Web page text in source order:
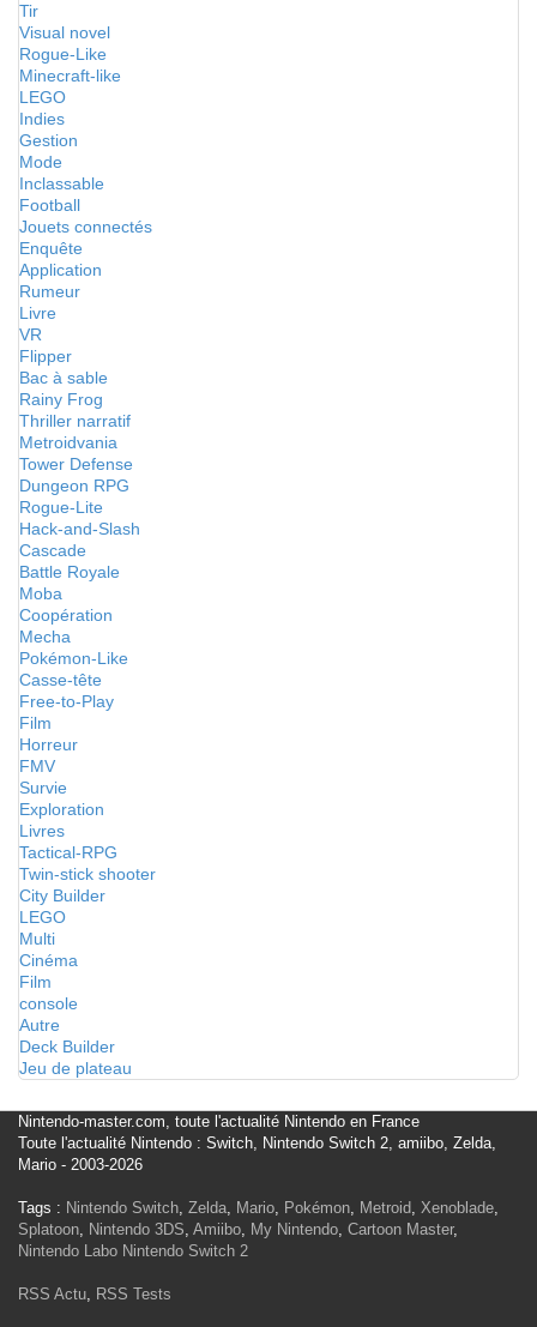
Tir
Visual novel
Rogue-Like
Minecraft-like
LEGO
Indies
Gestion
Mode
Inclassable
Football
Jouets connectés
Enquête
Application
Rumeur
Livre
VR
Flipper
Bac à sable
Rainy Frog
Thriller narratif
Metroidvania
Tower Defense
Dungeon RPG
Rogue-Lite
Hack-and-Slash
Cascade
Battle Royale
Moba
Coopération
Mecha
Pokémon-Like
Casse-tête
Free-to-Play
Film
Horreur
FMV
Survie
Exploration
Livres
Tactical-RPG
Twin-stick shooter
City Builder
LEGO
Multi
Cinéma
Film
console
Autre
Deck Builder
Jeu de plateau
Nintendo-master.com, toute l'actualité Nintendo en France
Toute l'actualité Nintendo : Switch, Nintendo Switch 2, amiibo, Zelda,
Mario - 2003-2026
Tags : Nintendo Switch, Zelda, Mario, Pokémon, Metroid, Xenoblade,
Splatoon, Nintendo 3DS, Amiibo, My Nintendo, Cartoon Master,
Nintendo Labo Nintendo Switch 2
RSS Actu, RSS Tests